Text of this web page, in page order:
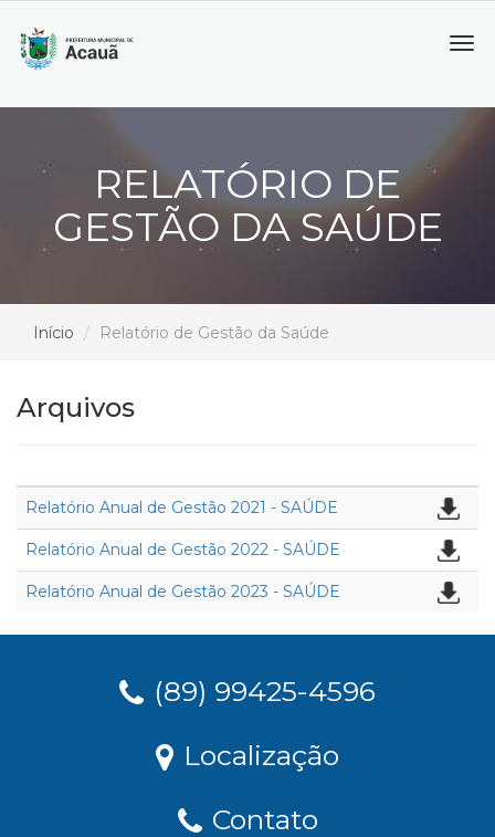
RELATÓRIO DE
GESTÃO DA SAÚDE
Início Relatório de Gestão da Saúde
Arquivos
Relatório Anual de Gestão 2021 - SAÚDE
Relatório Anual de Gestão 2022 - SAÚDE
Relatório Anual de Gestão 2023 - SAÚDE
(89) 99425-4596
Localização
Contato